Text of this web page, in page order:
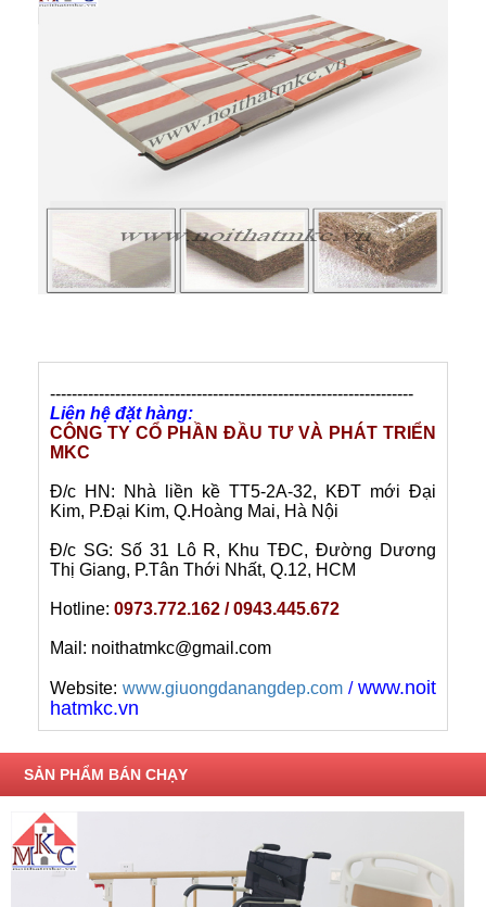
-------------------------------------------------------------------
Liên hệ đặt hàng:
CÔNG TY CỔ PHẦN ĐẦU TƯ VÀ PHÁT TRIỂN
MKC
Đ/c HN:
Nhà liền kề TT5-2A-32, KĐT mới Đại
Kim, P.Đại Kim, Q.Hoàng Mai, Hà Nội
Đ/c SG: Số 31 Lô R, Khu TĐC, Đường Dương
Thị Giang, P.Tân Thới Nhất, Q.12, HCM
Hotline: 0973.772.162 / 0943.445.672
Mail: noithatmkc@gmail.com
Website: www.giuongdanangdep.com / www.noit
hatmkc.vn
SẢN PHẨM BÁN CHẠY